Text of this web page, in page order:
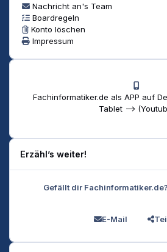
Nachricht an's Team
Boardregeln
Konto löschen
Impressum
Fachinformatiker.de als APP auf
Tablet -->
Erzähl’s weiter!
Gefällt dir
E-Mail